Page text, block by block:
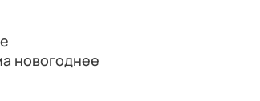
новогоднее